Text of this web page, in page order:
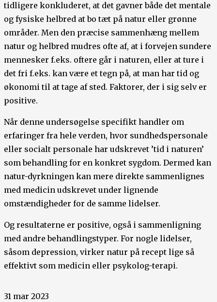
tidligere konkluderet, at det gavner både det mentale
og fysiske helbred at bo tæt på natur eller grønne
områder. Men den præcise sammenhæng mellem
natur og helbred mudres ofte af, at i forvejen sundere
mennesker f.eks. oftere går i naturen, eller at ture i
det fri f.eks. kan være et tegn på, at man har tid og
økonomi til at tage af sted. Faktorer, der i sig selv er
positive.
Når denne undersøgelse specifikt handler om
erfaringer fra hele verden, hvor sundhedspersonale
eller socialt personale har udskrevet ’tid i naturen’
som behandling for en konkret sygdom. Dermed kan
natur-dyrkningen kan mere direkte sammenlignes
med medicin udskrevet under lignende
omstændigheder for de samme lidelser.
Og resultaterne er positive, også i sammenligning
med andre behandlingstyper. For nogle lidelser,
såsom depression, virker natur på recept lige så
effektivt som medicin eller psykolog-terapi.
31 mar 2023